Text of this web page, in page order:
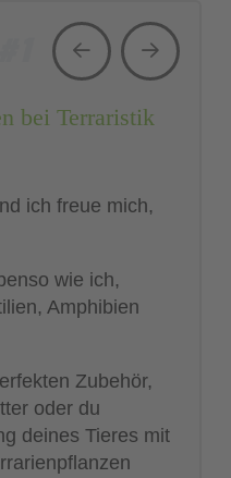
bei Terraristik
ich freue mich,
wie ich,
Amphibien
Zubehör,
oder du
deines Tieres mit
Herz eines
schlagen
Pflegeprodukten
Auswahl an
Aspekt der